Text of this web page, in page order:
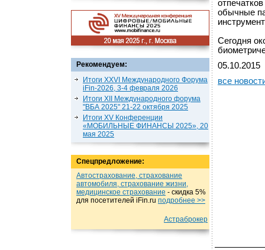
Рекомендуем:
Итоги XXVI Международного Форума
iFin-2026, 3-4 февраля 2026
Итоги XII Международного форума
"ВБА 2025" 21-22 октября 2025
Итоги XV Конференции
«МОБИЛЬНЫЕ ФИНАНСЫ 2025», 20
мая 2025
Спецпредложение:
Автострахование, страхование
автомобиля, страхование жизни,
медицинское страхование - cкидка 5%
для посетителей iFin.ru подробнеe >>
Астраброкер
обычные
Сегодня
05.10.2015
все